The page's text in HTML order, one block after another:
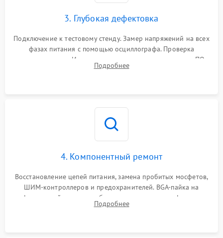
3. Глубокая дефектовка
Подключение к тестовому стенду. Замер напряжений на всех
фазах питания с помощью осциллографа. Проверка
инициализации. Использование специализированного ПО
MATS
Подробнее
4. Компонентный ремонт
Восстановление цепей питания, замена пробитых мосфетов,
ШИМ-контроллеров и предохранителей. BGA-пайка на
инфракрасной станции реболлинг или замена графического
чипа и дефектной памяти GDDR. Прошивка BIOS
Подробнее